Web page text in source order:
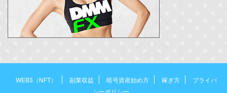
WEB3（NFT） 副業収益 暗号資産始め方 稼ぎ方
プライバ
シーポリシー